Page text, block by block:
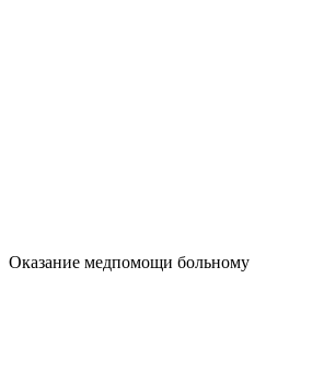
Оказание медпомощи больному